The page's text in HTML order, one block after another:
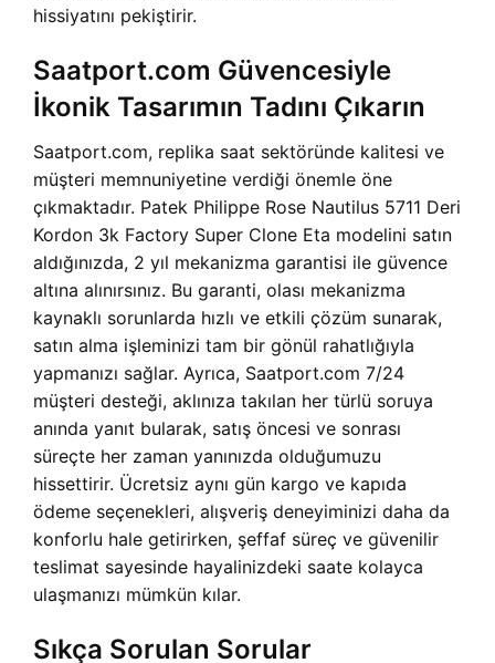
hissiyatını pekiştirir.
Saatport.com Güvencesiyle
İkonik Tasarımın Tadını Çıkarın
Saatport.com, replika saat sektöründe kalitesi ve
müşteri memnuniyetine verdiği önemle öne
çıkmaktadır. Patek Philippe Rose Nautilus 5711 Deri
Kordon 3k Factory Super Clone Eta modelini satın
aldığınızda, 2 yıl mekanizma garantisi ile güvence
altına alınırsınız. Bu garanti, olası mekanizma
kaynaklı sorunlarda hızlı ve etkili çözüm sunarak,
satın alma işleminizi tam bir gönül rahatlığıyla
yapmanızı sağlar. Ayrıca, Saatport.com 7/24
müşteri desteği, aklınıza takılan her türlü soruya
anında yanıt bularak, satış öncesi ve sonrası
süreçte her zaman yanınızda olduğumuzu
hissettirir. Ücretsiz aynı gün kargo ve kapıda
ödeme seçenekleri, alışveriş deneyiminizi daha da
konforlu hale getirirken, şeffaf süreç ve güvenilir
teslimat sayesinde hayalinizdeki saate kolayca
ulaşmanızı mümkün kılar.
Sıkça Sorulan Sorular